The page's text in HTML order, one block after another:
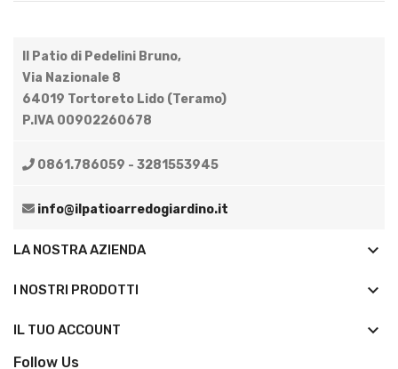
Il Patio di Pedelini Bruno,
Via Nazionale 8
64019 Tortoreto Lido (Teramo)
P.IVA 00902260678
0861.786059 - 3281553945
info@ilpatioarredogiardino.it
LA NOSTRA AZIENDA keyboard_arrow_down
I NOSTRI PRODOTTI keyboard_arrow_down
IL TUO ACCOUNT 
Follow Us